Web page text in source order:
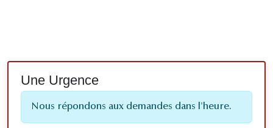
Une Urgence
Nous répondons aux demandes dans l'heure.